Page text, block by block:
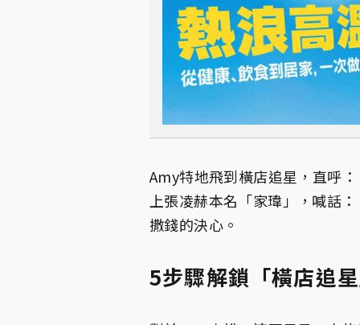
Amy特地飛到橫店追星，直呼
上張凌赫本名「家瑋」，喊話
撒錢的決心。
5步驟解鎖「橫店追星